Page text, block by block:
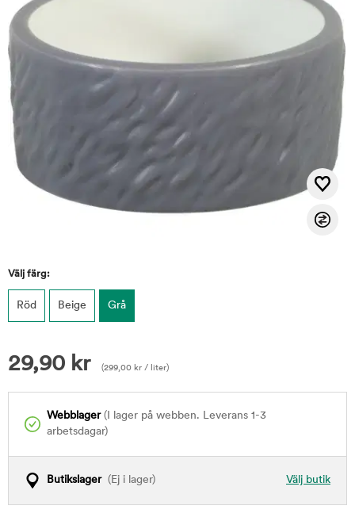
Välj färg:
Röd Beige Grå
29,90 kr (299,00 kr / liter)
Webblager(I lager på webben. Leverans 1-3
arbetsdagar)
Välj butik
Butikslager(Ej i lager)